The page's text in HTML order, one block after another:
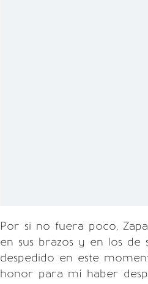
Por si no fuera poco,
en sus brazos y en los de
despedido en este
honor para mí haber